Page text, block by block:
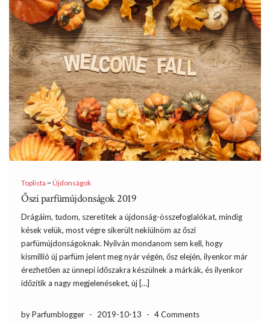
Toplista ~Újdonságok
Őszi parfümújdonságok 2019
Drágáim, tudom, szeretitek a újdonság-összefoglalókat, mindig
kések velük, most végre sikerült nekiülnöm az őszi
parfümújdonságoknak. Nyilván mondanom sem kell, hogy
kismillió új parfüm jelent meg nyár végén, ősz elején, ilyenkor már
érezhetően az ünnepi időszakra készülnek a márkák, és ilyenkor
időzítik a nagy megjelenéseket, új […]
by Parfumblogger - 2019-10-13 - 4 Comments